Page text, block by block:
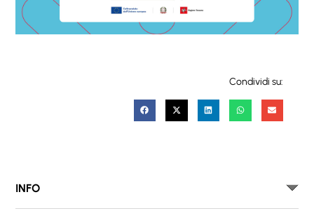
Condividi su:
INFO